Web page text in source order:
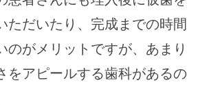
ただいたり、完成までの時間
のがメリットですが、あまり
をアピールする歯科があるの